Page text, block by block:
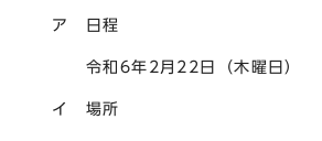
ア 日程
令和6年2月22日（木曜日）
イ 場所